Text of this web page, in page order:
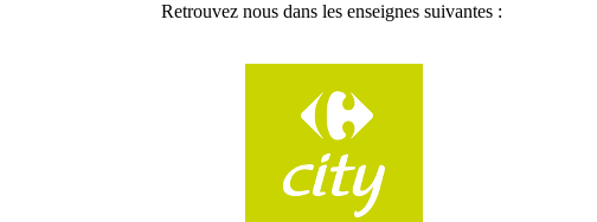
Retrouvez nous dans les enseignes suivantes :